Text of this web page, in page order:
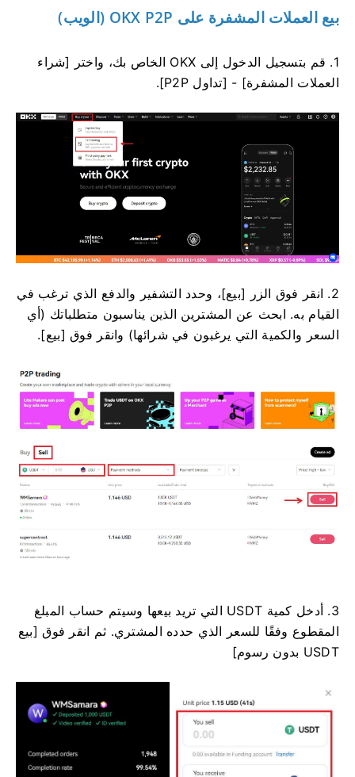
بيع العملات المشفرة على OKX P2P (الويب)
1. قم بتسجيل الدخول إلى OKX الخاص بك، واختر [شراء
العملات المشفرة] - [تداول P2P].
2. انقر فوق الزر [بيع]، وحدد التشفير والدفع الذي ترغب في
القيام به. ابحث عن المشترين الذين يناسبون متطلباتك (أي
السعر والكمية التي يرغبون في شرائها) وانقر فوق [بيع].
3. أدخل كمية USDT التي تريد بيعها وسيتم حساب المبلغ
المقطوع وفقًا للسعر الذي حدده المشتري. ثم انقر فوق [بيع
USDT بدون رسوم]